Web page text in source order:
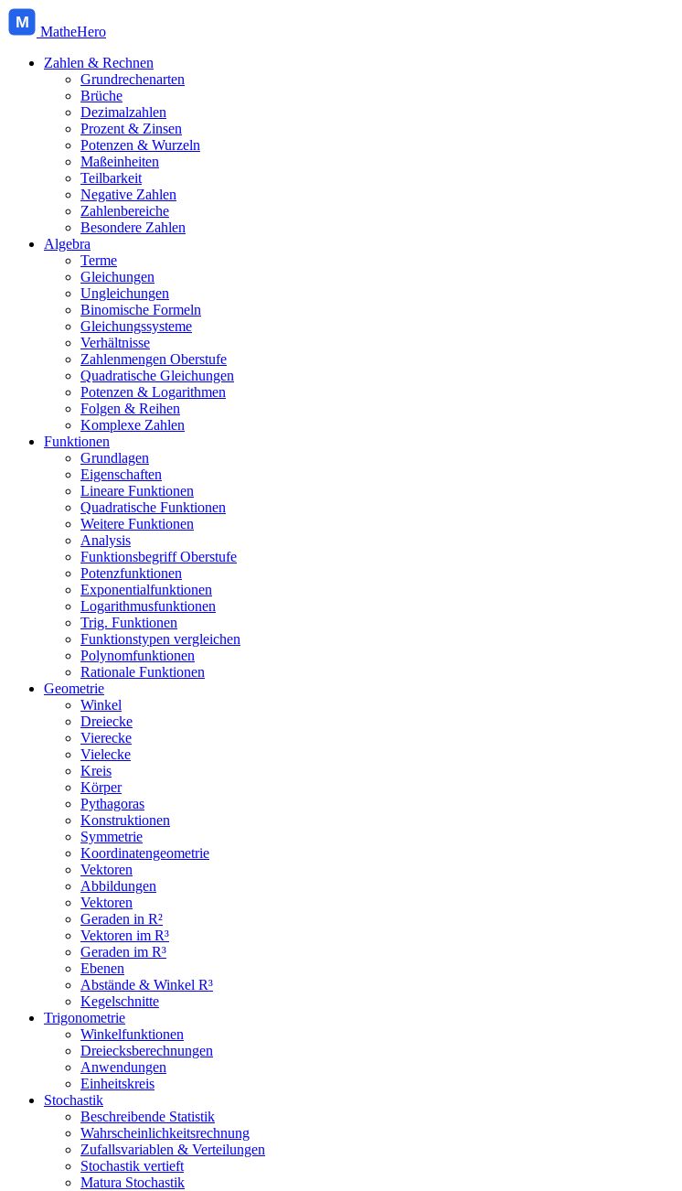
M
MatheHero
Zahlen & Rechnen
Grundrechenarten
Brüche
Dezimalzahlen
Prozent & Zinsen
Potenzen & Wurzeln
Maßeinheiten
Teilbarkeit
Negative Zahlen
Zahlenbereiche
Besondere Zahlen
Algebra
Terme
Gleichungen
Ungleichungen
Binomische Formeln
Gleichungssysteme
Verhältnisse
Zahlenmengen Oberstufe
Quadratische Gleichungen
Potenzen & Logarithmen
Folgen & Reihen
Komplexe Zahlen
Funktionen
Grundlagen
Eigenschaften
Lineare Funktionen
Quadratische Funktionen
Weitere Funktionen
Analysis
Funktionsbegriff Oberstufe
Potenzfunktionen
Exponentialfunktionen
Logarithmusfunktionen
Trig. Funktionen
Funktionstypen vergleichen
Polynomfunktionen
Rationale Funktionen
Geometrie
Winkel
Dreiecke
Vierecke
Vielecke
Kreis
Körper
Pythagoras
Konstruktionen
Symmetrie
Koordinatengeometrie
Vektoren
Abbildungen
Vektoren
Geraden in R²
Vektoren im R³
Geraden im R³
Ebenen
Abstände & Winkel R³
Kegelschnitte
Trigonometrie
Winkelfunktionen
Dreiecksberechnungen
Anwendungen
Einheitskreis
Stochastik
Beschreibende Statistik
Wahrscheinlichkeitsrechnung
Zufallsvariablen & Verteilungen
Stochastik vertieft
Matura Stochastik